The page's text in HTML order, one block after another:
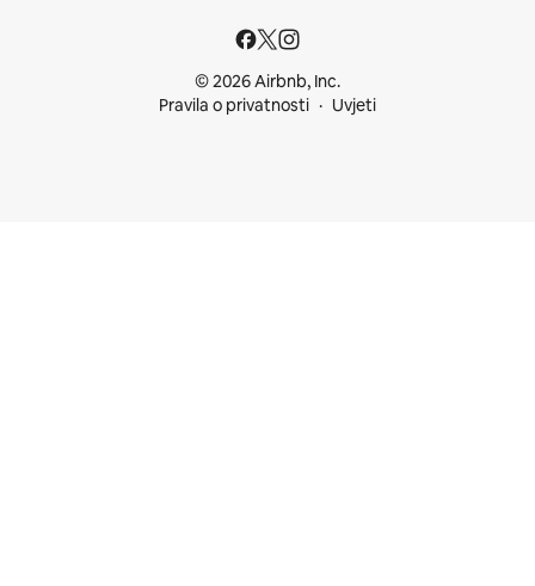
© 2026 Airbnb, Inc.
Pravila o privatnosti
Uvjeti